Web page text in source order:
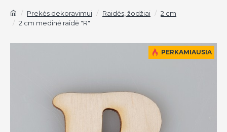
Prekės dekoravimui Raidės, žodžiai
2 cm
2 cm medinė raidė "R"
PERKAMIAUSIA